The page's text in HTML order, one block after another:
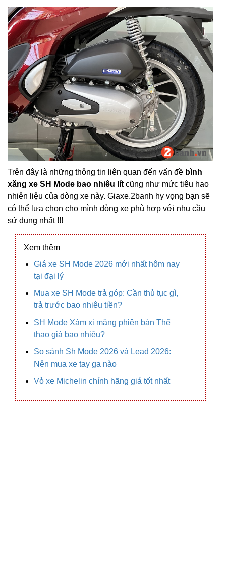
Trên đây là những thông tin liên quan đến vấn đề bình
xăng xe SH Mode bao nhiêu lít cũng như mức tiêu hao
nhiên liệu của dòng xe này. Giaxe.2banh hy vọng bạn sẽ
có thể lựa chọn cho mình dòng xe phù hợp với nhu cầu
sử dụng nhất !!!
Xem thêm
Giá xe SH Mode 2026 mới nhất hôm nay
tại đại lý
Mua xe SH Mode trả góp: Cần thủ tục gì,
trả trước bao nhiêu tiền?
SH Mode Xám xi măng phiên bản Thể
thao giá bao nhiêu?
So sánh Sh Mode 2026 và Lead 2026:
Nên mua xe tay ga nào
Vỏ xe Michelin chính hãng giá tốt nhất